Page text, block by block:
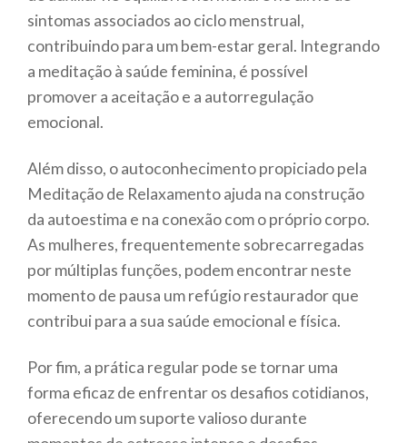
sintomas associados ao ciclo menstrual,
contribuindo para um bem-estar geral. Integrando
a meditação à saúde feminina, é possível
promover a aceitação e a autorregulação
emocional.
Além disso, o autoconhecimento propiciado pela
Meditação de Relaxamento ajuda na construção
da autoestima e na conexão com o próprio corpo.
As mulheres, frequentemente sobrecarregadas
por múltiplas funções, podem encontrar neste
momento de pausa um refúgio restaurador que
contribui para a sua saúde emocional e física.
Por fim, a prática regular pode se tornar uma
forma eficaz de enfrentar os desafios cotidianos,
oferecendo um suporte valioso durante